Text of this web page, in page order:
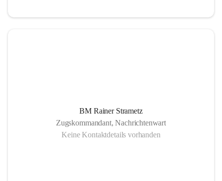
BM Rainer Strametz
Zugskommandant, Nachrichtenwart
Keine Kontaktdetails vorhanden